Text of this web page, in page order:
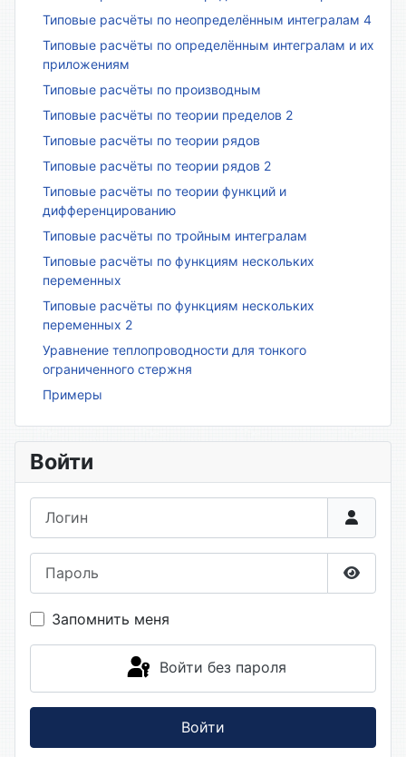
Типовые расчёты по неопределённым интегралам 4
Типовые расчёты по определённым интегралам и их
приложениям
Типовые расчёты по производным
Типовые расчёты по теории пределов 2
Типовые расчёты по теории рядов
Типовые расчёты по теории рядов 2
Типовые расчёты по теории функций и
дифференцированию
Типовые расчёты по тройным интегралам
Типовые расчёты по функциям нескольких
переменных
Типовые расчёты по функциям нескольких
переменных 2
Уравнение теплопроводности для тонкого
ограниченного стержня
Примеры
Войти
Запомнить меня
Войти без пароля
Войти